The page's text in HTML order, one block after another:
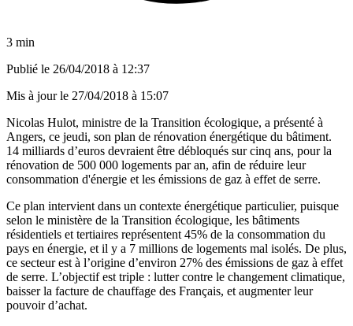
3 min
Publié le 26/04/2018 à 12:37
Mis à jour le 27/04/2018 à 15:07
Nicolas Hulot, ministre de la Transition écologique, a présenté à
Angers, ce jeudi, son plan de rénovation énergétique du bâtiment.
14 milliards d’euros devraient être débloqués sur cinq ans, pour la
rénovation de 500 000 logements par an, afin de réduire leur
consommation d'énergie et les émissions de gaz à effet de serre.
Ce plan intervient dans un contexte énergétique particulier, puisque
selon le ministère de la Transition écologique, les bâtiments
résidentiels et tertiaires représentent 45% de la consommation du
pays en énergie, et il y a 7 millions de logements mal isolés. De plus,
ce secteur est à l’origine d’environ 27% des émissions de gaz à effet
de serre. L’objectif est triple : lutter contre le changement climatique,
baisser la facture de chauffage des Français, et augmenter leur
pouvoir d’achat.